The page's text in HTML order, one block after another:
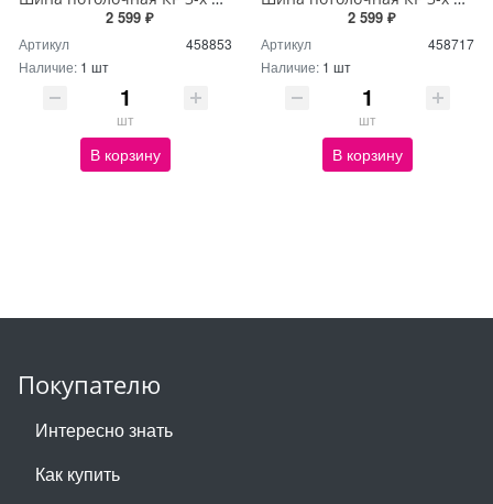
2 599 ₽
Артикул
458853
Наличие: 1 шт
шт
В корзину
2 599 ₽
Артикул
458717
Наличие: 1 шт
шт
В корзину
Покупателю
Интересно знать
Как купить